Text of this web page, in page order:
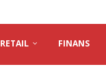
RETAIL FINANS